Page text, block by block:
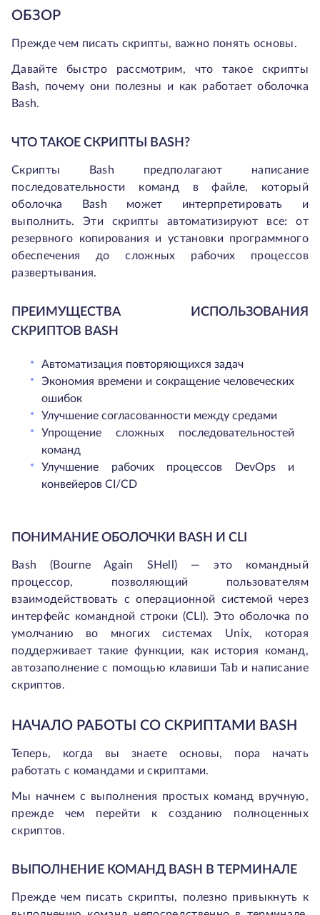
ОБЗОР
Прежде чем писать скрипты, важно понять основы.
Давайте быстро рассмотрим, что такое скрипты
Bash, почему они полезны и как работает оболочка
Bash.
ЧТО ТАКОЕ СКРИПТЫ BASH?
Скрипты Bash предполагают написание
последовательности команд в файле, который
оболочка Bash может интерпретировать и
выполнить. Эти скрипты автоматизируют все: от
резервного копирования и установки программного
обеспечения до сложных рабочих процессов
развертывания.
ПРЕИМУЩЕСТВА ИСПОЛЬЗОВАНИЯ
СКРИПТОВ BASH
Автоматизация повторяющихся задач
Экономия времени и сокращение человеческих
ошибок
Улучшение согласованности между средами
Упрощение сложных последовательностей
команд
Улучшение рабочих процессов DevOps и
конвейеров CI/CD
ПОНИМАНИЕ ОБОЛОЧКИ BASH И CLI
Bash (Bourne Again SHell) — это командный
процессор, позволяющий пользователям
взаимодействовать с операционной системой через
интерфейс командной строки (CLI). Это оболочка по
умолчанию во многих системах Unix, которая
поддерживает такие функции, как история команд,
автозаполнение с помощью клавиши Tab и написание
скриптов.
НАЧАЛО РАБОТЫ СО СКРИПТАМИ BASH
Теперь, когда вы знаете основы, пора начать
работать с командами и скриптами.
Мы начнем с выполнения простых команд вручную,
прежде чем перейти к созданию полноценных
скриптов.
ВЫПОЛНЕНИЕ КОМАНД BASH В ТЕРМИНАЛЕ
Прежде чем писать скрипты, полезно привыкнуть к